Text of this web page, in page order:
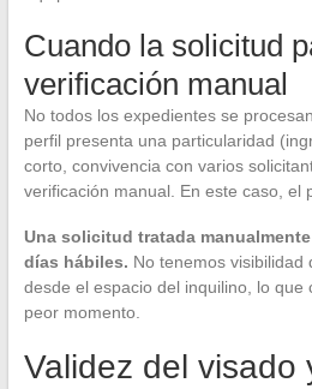
Cuando la solicitud
verificación manual
No todos los expedientes se
perfil presenta una particularidad
corto, convivencia con varios
verificación manual. En este caso, el
Una solicitud tratada
días hábiles. No tenemos visibilidad
desde el espacio del inquilino, lo que
peor momento.
Validez del visado